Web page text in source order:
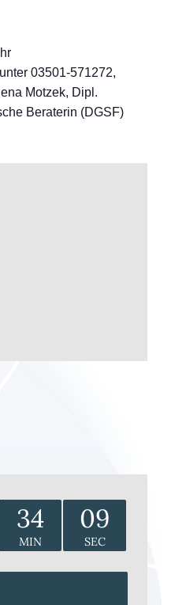
unter 03501-571272,
Motzek, Dipl.
Beraterin (DGSF)
34
MIN
09
SEC